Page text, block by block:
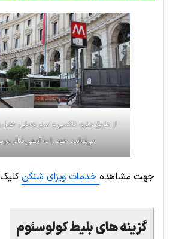
از طریق مترو، تاکسی و سایر وسایل
می‌توانید خود را به آمفی تئاتر رم
جهت مشاهده خدمات ویزای شنگن
گزینه های بلیط کولوسئوم